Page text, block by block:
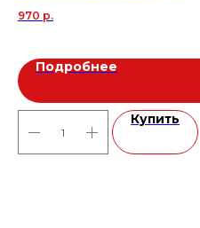
970 р.
Подробнее
Купить